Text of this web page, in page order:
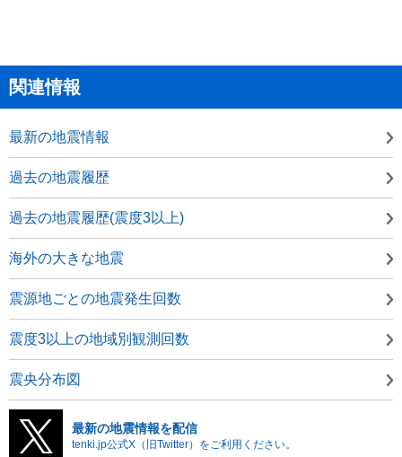
関連情報
最新の地震情報
過去の地震履歴
過去の地震履歴(震度3以上)
海外の大きな地震
震源地ごとの地震発生回数
震度3以上の地域別観測回数
震央分布図
最新の地震情報を配信
tenki.jp公式X（旧Twitter）をご利用ください。